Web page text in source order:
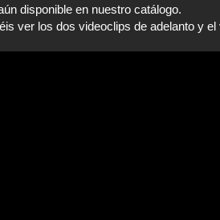
disponible en nuestro catálogo.
ver los dos videoclips de adelanto y